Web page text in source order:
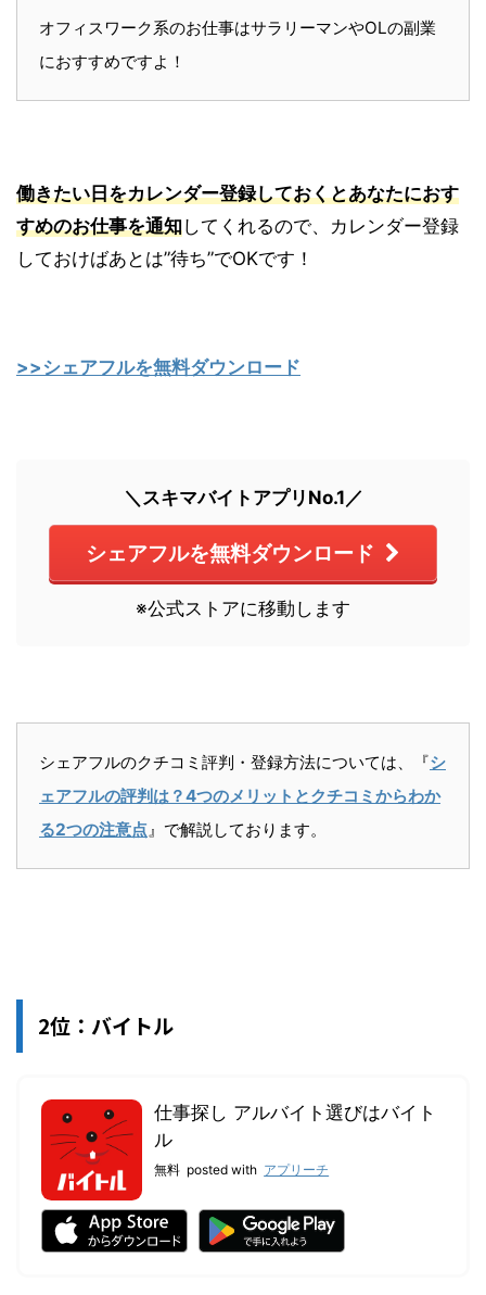
オフィスワーク系のお仕事はサラリーマンやOLの副業
におすすめですよ！
働きたい日をカレンダー登録しておくとあなたにおす
すめのお仕事を通知してくれるので、カレンダー登録
しておけばあとは”待ち”でOKです！
>>シェアフルを無料ダウンロード
＼スキマバイトアプリNo.1／
シェアフルを無料ダウンロード
※公式ストアに移動します
シェアフルのクチコミ評判・登録方法については、『シ
ェアフルの評判は？4つのメリットとクチコミからわか
る2つの注意点』で解説しております。
2位：バイトル
仕事探し アルバイト選びはバイト
ル
無料 posted with アプリーチ